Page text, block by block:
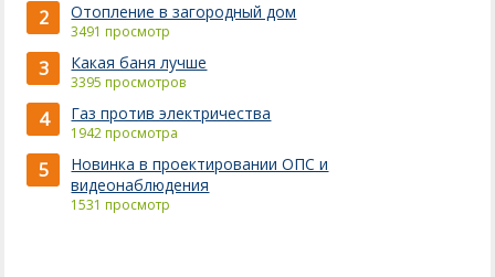
2 Отопление в загородный дом
3491 просмотр
3 Какая баня лучше
3395 просмотров
4 Газ против электричества
1942 просмотра
5
Новинка в проектировании ОПС и
видеонаблюдения
1531 просмотр